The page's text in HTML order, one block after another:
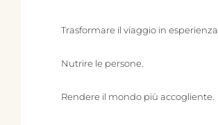
Trasformare il viaggio in esperienza.
Nutrire le persone.
Rendere il mondo più accogliente.